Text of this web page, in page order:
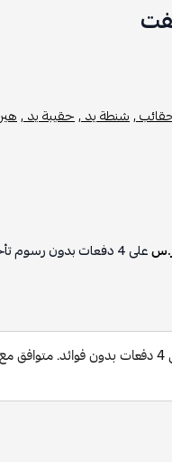
,شنطة يد ,حقيبة يد ,
4دفعات بدون رسوم تأخير،